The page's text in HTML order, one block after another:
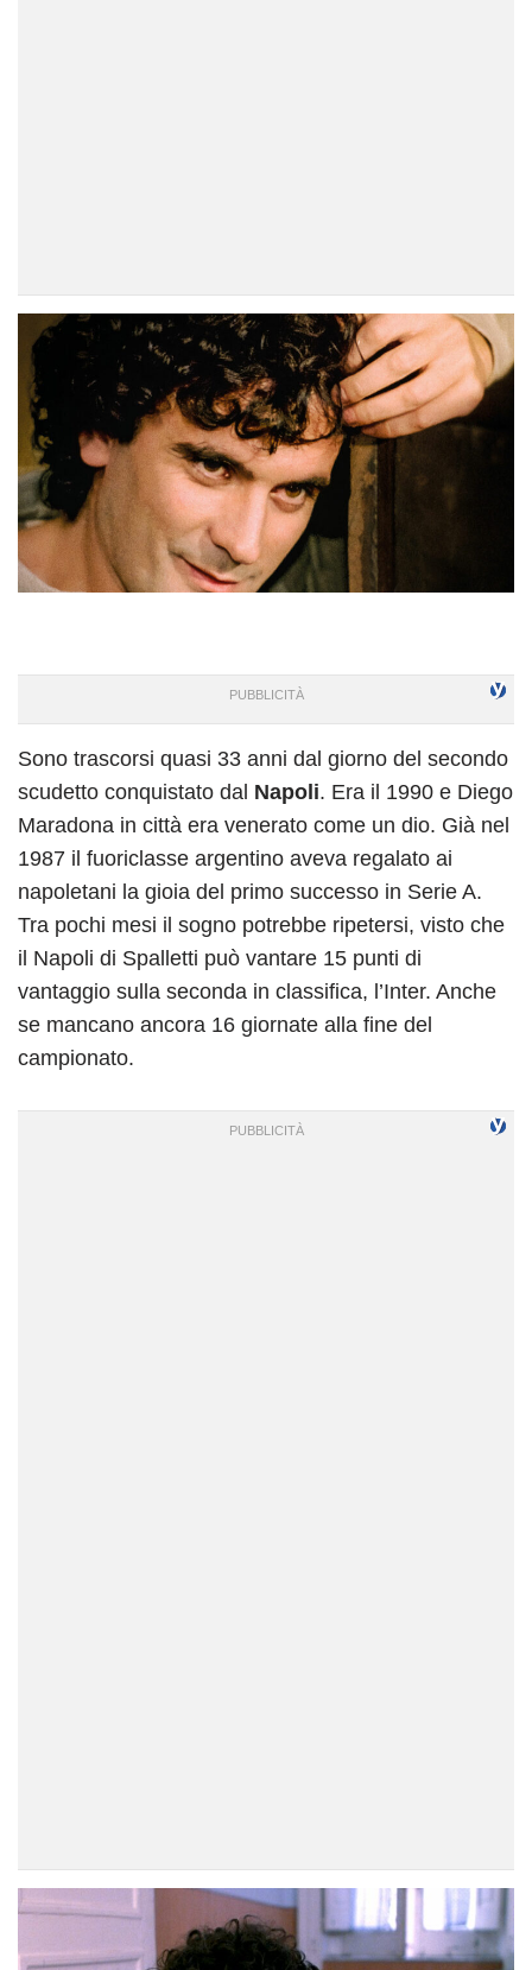
Sono trascorsi quasi 33 anni dal giorno del secondo
scudetto conquistato dal Napoli. Era il 1990 e Diego
Maradona in città era venerato come un dio. Già nel
1987 il fuoriclasse argentino aveva regalato ai
napoletani la gioia del primo successo in Serie A.
Tra pochi mesi il sogno potrebbe ripetersi, visto che
il Napoli di Spalletti può vantare 15 punti di
vantaggio sulla seconda in classifica, l’Inter. Anche
se mancano ancora 16 giornate alla fine del
campionato.